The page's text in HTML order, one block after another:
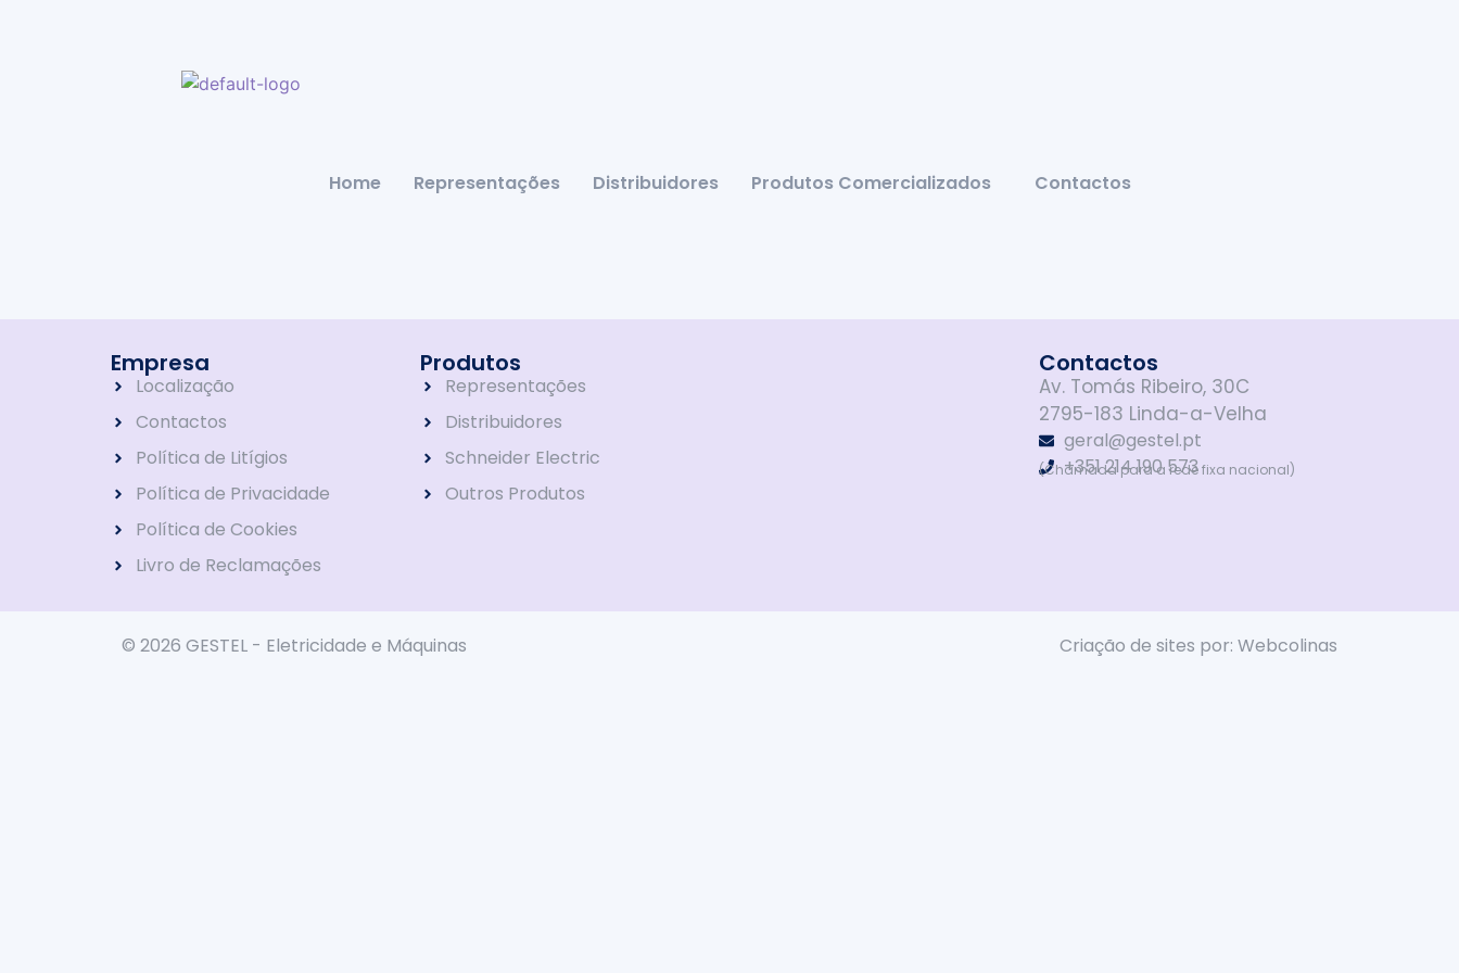
Home Representações Distribuidores Produtos Comercializados Contactos
Empresa
Localização
Contactos
Política de Litígios
Política de Privacidade
Política de Cookies
Livro de Reclamações
Produtos
Representações
Distribuidores
Schneider Electric
Outros Produtos
Contactos
Av. Tomás Ribeiro, 30C
2795-183 Linda-a-Velha
geral@gestel.pt
+351 214 190 573
(Chamada para a rede fixa nacional)
© 2026 GESTEL - Eletricidade e Máquinas Criação de sites por: Webcolinas